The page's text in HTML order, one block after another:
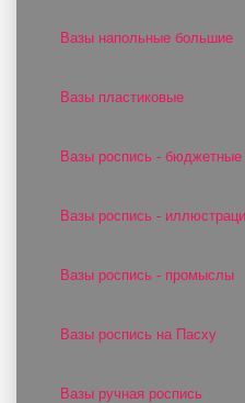
Вазы напольные большие
Вазы пластиковые
Вазы роспись - бюджетные
Вазы роспись -
Вазы роспись - промыслы
Вазы роспись на Пасху
Вазы ручная роспись